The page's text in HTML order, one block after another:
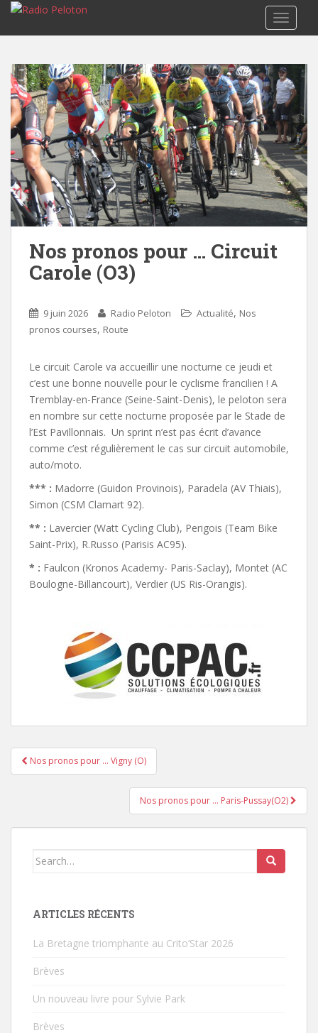
Nos pronos pour … Circuit
Carole (O3)
9 juin 2026 Radio Peloton Actualité, Nos
pronos courses, Route
Le circuit Carole va accueillir une nocturne ce jeudi et
c’est une bonne nouvelle pour le cyclisme francilien ! A
Tremblay-en-France (Seine-Saint-Denis), le peloton sera
en nombre sur cette nocturne proposée par le Stade de
l’Est Pavillonnais. Un sprint n’est pas écrit d’avance
comme c’est régulièrement le cas sur circuit automobile,
auto/moto.
*** : Madorre (Guidon Provinois), Paradela (AV Thiais),
Simon (CSM Clamart 92).
** : Lavercier (Watt Cycling Club), Perigois (Team Bike
Saint-Prix), R.Russo (Parisis AC95).
* : Faulcon (Kronos Academy- Paris-Saclay), Montet (AC
Boulogne-Billancourt), Verdier (US Ris-Orangis).
Pagination d'article
Nos pronos pour … Vigny (O)
Nos pronos pour … Paris-Pussay(O2)
Search for:
ARTICLES RÉCENTS
La Bretagne triomphante au Crito’Star 2026
Brèves
Un nouveau livre pour Sylvie Park
Brèves